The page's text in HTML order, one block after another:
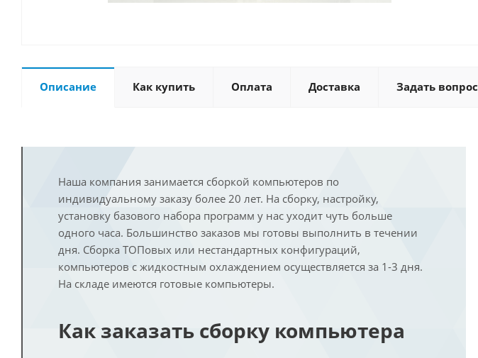
Описание Как купить Оплата Доставка Задать вопрос
Наша компания занимается сборкой компьютеров по
индивидуальному заказу более 20 лет. На сборку, настройку,
установку базового набора программ у нас уходит чуть больше
одного часа. Большинство заказов мы готовы выполнить в течении
дня. Сборка ТОПовых или нестандартных конфигураций,
компьютеров с жидкостным охлаждением осуществляется за 1-3 дня.
На складе имеются готовые компьютеры.
Как заказать сборку компьютера